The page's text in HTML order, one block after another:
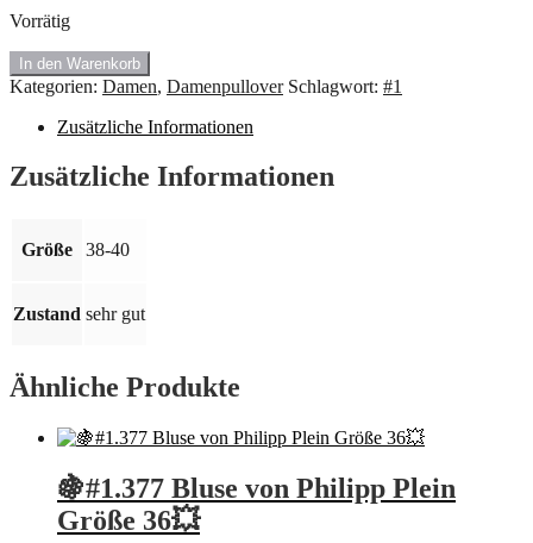
Vorrätig
🍇
#1.668
Strick
Cardigan.
38-
40
In den Warenkorb
Kategorien: Damen, Damenpullover Schlagwort: #1
Zusätzliche Informationen
Zusätzliche Informationen
Größe 38-40
Zustand sehr gut
Ähnliche Produkte
🍇#1.377 Bluse von Philipp Plein
Größe 36💥